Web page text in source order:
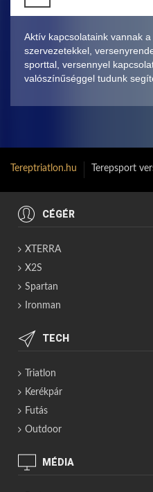
Aktív kapcsolataink vannak
szervezetekkel,
sporttal, versennyel
valószínűséggel tudunk
Tereptriatlon.hu Terepsport
CÉGÉR
XTERRA
X2S
Spartan
Ironman
TECH
Triatlon
Kerékpár
Futás
Outdoor
MÉDIA